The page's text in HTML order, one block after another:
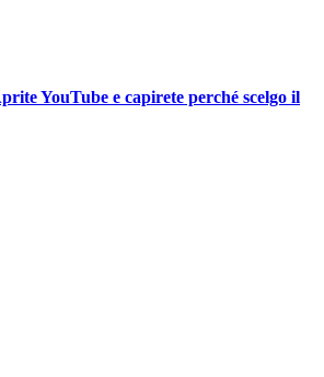
YouTube e capirete perché scelgo il